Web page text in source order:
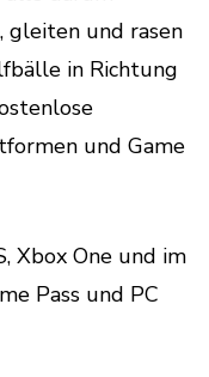
gleiten und rasen
in Richtung
und Game
Xbox One und im
Pass und PC